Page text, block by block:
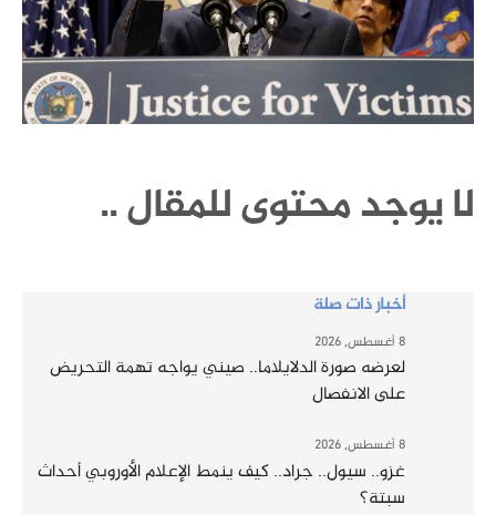
لا يوجد محتوى للمقال ..
أخبار ذات صلة
8 أغسطس, 2026
لعرضه صورة الدلايلاما.. صيني يواجه تهمة التحريض
على الانفصال
8 أغسطس, 2026
غزو.. سيول.. جراد.. كيف ينمط الإعلام الأوروبي أحداث
سبتة؟